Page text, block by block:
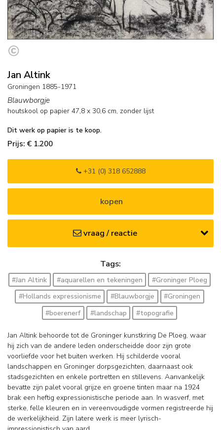
Jan Altink
Groningen 1885-1971
Blauwborgje
houtskool op papier 47,8 x 30,6 cm, zonder lijst
Dit werk op papier is te koop.
Prijs: € 1.200
+31 (0) 318 652888
kopen
vraag / reactie
Tags:
#Jan Altink #aquarellen en tekeningen
#Groninger Ploeg
#Hollands expressionisme
#Blauwborgje
#Groningen
#boerenerf
#landschap #topografie
Jan Altink behoorde tot de Groninger kunstkring De Ploeg, waar
hij zich van de andere leden onderscheidde door zijn grote
voorliefde voor het buiten werken. Hij schilderde vooral
landschappen en Groninger dorpsgezichten, daarnaast ook
stadsgezichten en enkele portretten en stillevens. Aanvankelijk
bevatte zijn palet vooral grijze en groene tinten maar na 1924
brak een heftig expressionistische periode aan. In wasverf, met
sterke, felle kleuren en in vereenvoudigde vormen registreerde hij
de werkelijkheid. Zijn latere werk is meer lyrisch-